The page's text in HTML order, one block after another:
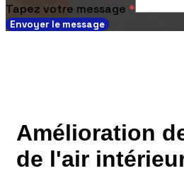
Tapez votre message *
Envoyer le message
Amélioration
de l'air